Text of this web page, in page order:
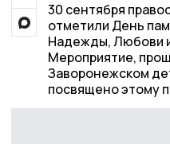
30 сентября
отметили День
Надежды, Любови
Мероприятие,
Заворонежском
посвящено этому